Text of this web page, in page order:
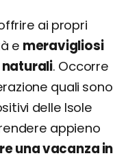
ai propri
e meravigliosi
naturali. Occorre
quali sono
delle Isole
appieno
una vacanza in